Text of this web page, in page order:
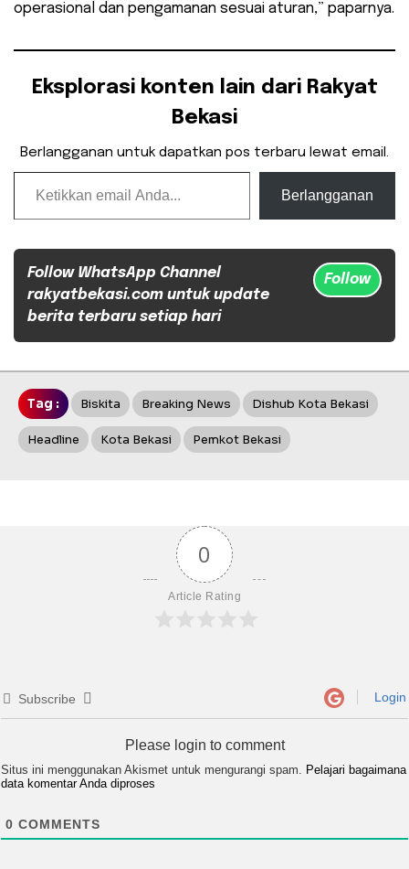
operasional dan pengamanan sesuai aturan,” paparnya.
Eksplorasi konten lain dari Rakyat
Bekasi
Berlangganan untuk dapatkan pos terbaru lewat email.
Ketikkan email Anda...
Berlangganan
Follow WhatsApp Channel
rakyatbekasi.com untuk update
berita terbaru setiap hari
Follow
Tag : Biskita Breaking News Dishub Kota Bekasi
Headline Kota Bekasi Pemkot Bekasi
0
Article Rating
Subscribe Login
Please login to comment
Situs ini menggunakan Akismet untuk mengurangi spam. Pelajari bagaimana
data komentar Anda diproses
0 COMMENTS